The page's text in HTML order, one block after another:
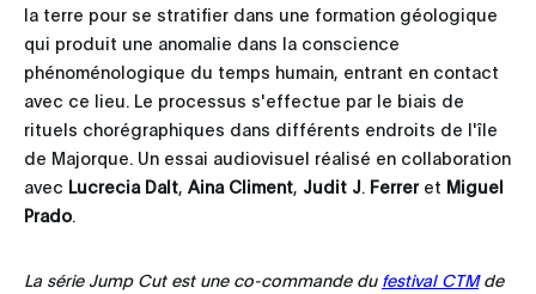
la terre pour se stratifier dans une formation géologique
qui produit une anomalie dans la conscience
phénoménologique du temps humain, entrant en contact
avec ce lieu. Le processus s'effectue par le biais de
rituels chorégraphiques dans différents endroits de l'île
de Majorque. Un essai audiovisuel réalisé en collaboration
avec Lucrecia Dalt, Aina Climent, Judit J. Ferreret Miguel
Prado.
La série Jump Cut est une co-commande du festival CTMde